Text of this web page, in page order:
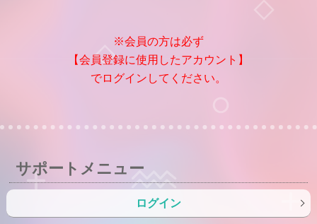
※会員の方は必ず
【会員登録に使用したアカウント】
でログインしてください。
サポートメニュー
ログイン